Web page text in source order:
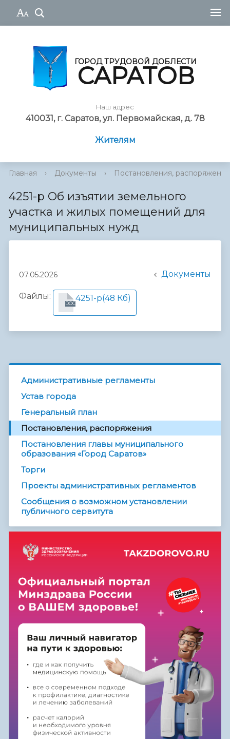
ГОРОД ТРУДОВОЙ ДОБЛЕСТИ
САРАТОВ
Наш адрес
410031, г. Саратов, ул. Первомайская, д. 78
Жителям
Главная › Документы › Постановления, распоряжения
4251-р Об изъятии земельного
участка и жилых помещений для
муниципальных нужд
07.05.2026 Документы
Файлы:
DOC
4251-р(48 Кб)
Административные регламенты
Устав города
Генеральный план
Постановления, распоряжения
Постановления главы муниципального
образования «Город Саратов»
Торги
Проекты административных регламентов
Сообщения о возможном установлении
публичного сервитута